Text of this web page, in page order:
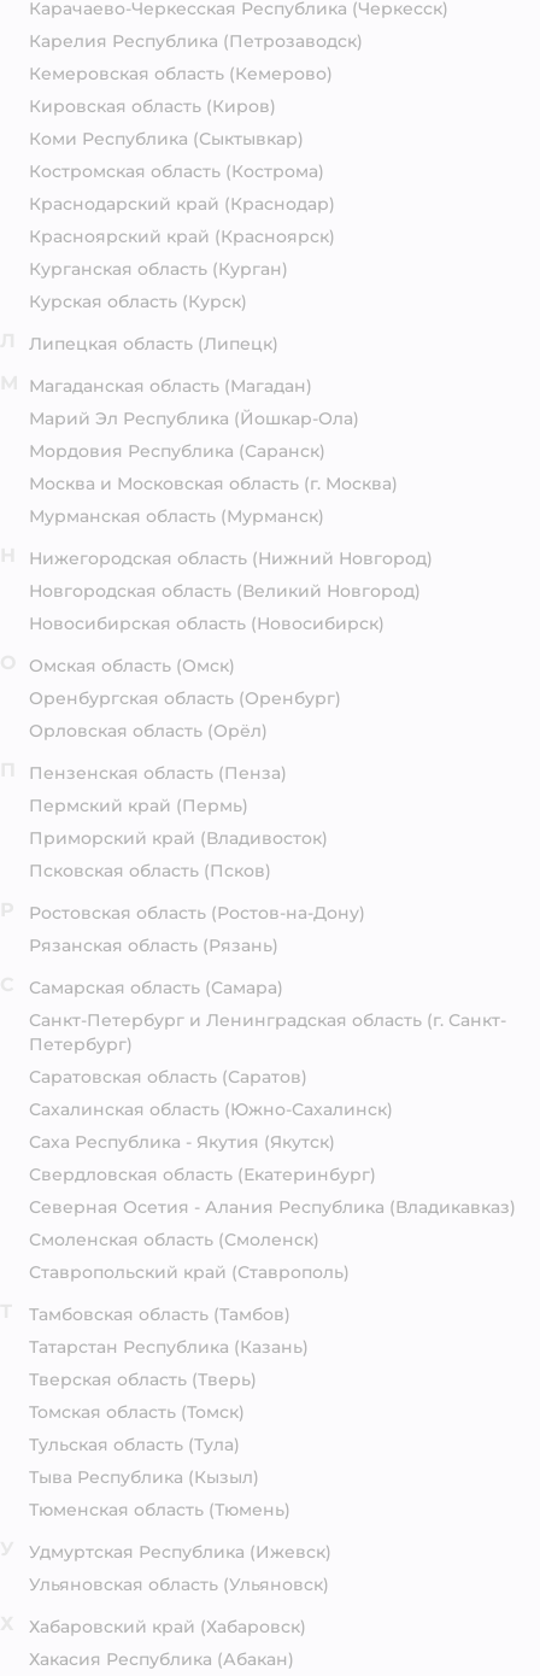
Карачаево-Черкесская Республика (Черкесск)
Карелия Республика (Петрозаводск)
Кемеровская область (Кемерово)
Кировская область (Киров)
Коми Республика (Сыктывкар)
Костромская область (Кострома)
Краснодарский край (Краснодар)
Красноярский край (Красноярск)
Курганская область (Курган)
Курская область (Курск)
Липецкая область (Липецк)
Магаданская область (Магадан)
Марий Эл Республика (Йошкар-Ола)
Мордовия Республика (Саранск)
Москва и Московская область (г. Москва)
Мурманская область (Мурманск)
Нижегородская область (Нижний Новгород)
Новгородская область (Великий Новгород)
Новосибирская область (Новосибирск)
Омская область (Омск)
Оренбургская область (Оренбург)
Орловская область (Орёл)
Пензенская область (Пенза)
Пермский край (Пермь)
Приморский край (Владивосток)
Псковская область (Псков)
Ростовская область (Ростов-на-Дону)
Рязанская область (Рязань)
Самарская область (Самара)
Санкт-Петербург и Ленинградская область (г. Санкт-
Петербург)
Саратовская область (Саратов)
Сахалинская область (Южно-Сахалинск)
Саха Республика - Якутия (Якутск)
Свердловская область (Екатеринбург)
Северная Осетия - Алания Республика (Владикавказ)
Смоленская область (Смоленск)
Ставропольский край (Ставрополь)
Тамбовская область (Тамбов)
Татарстан Республика (Казань)
Тверская область (Тверь)
Томская область (Томск)
Тульская область (Тула)
Тыва Республика (Кызыл)
Тюменская область (Тюмень)
Удмуртская Республика (Ижевск)
Ульяновская область (Ульяновск)
Хабаровский край (Хабаровск)
Хакасия Республика (Абакан)